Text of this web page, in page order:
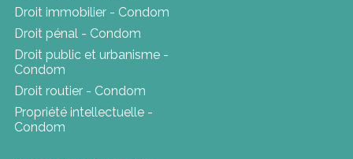
Droit immobilier - Condom
Droit pénal - Condom
Droit public et urbanisme -
Condom
Droit routier - Condom
Propriété intellectuelle -
Condom